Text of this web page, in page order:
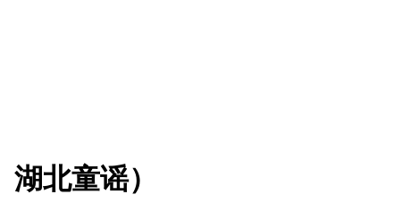
北童谣）